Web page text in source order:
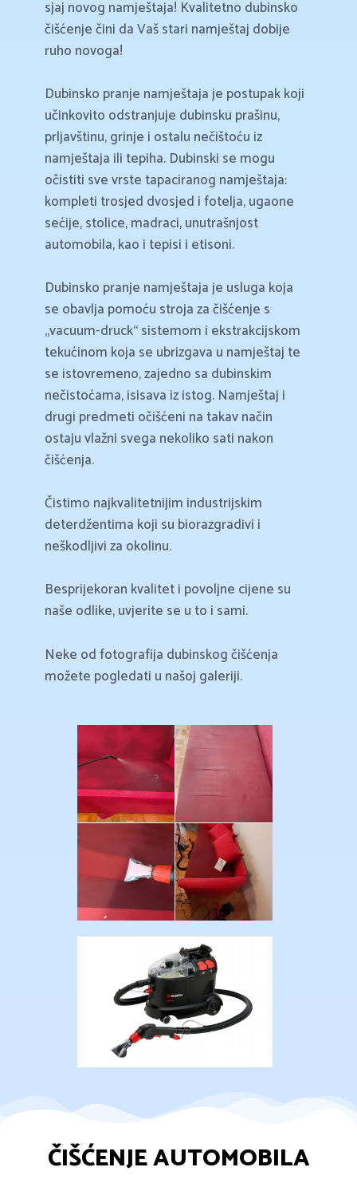
sjaj novog namještaja! Kvalitetno dubinsko
čišćenje čini da Vaš stari namještaj dobije
ruho novoga!
Dubinsko pranje namještaja je postupak koji
učinkovito odstranjuje dubinsku prašinu,
prljavštinu, grinje i ostalu nečištoću iz
namještaja ili tepiha. Dubinski se mogu
očistiti sve vrste tapaciranog namještaja:
kompleti trosjed dvosjed i fotelja, ugaone
sećije, stolice, madraci, unutrašnjost
automobila, kao i tepisi i etisoni.
Dubinsko pranje namještaja je usluga koja
se obavlja pomoću stroja za čišćenje s
„vacuum-druck“ sistemom i ekstrakcijskom
tekućinom koja se ubrizgava u namještaj te
se istovremeno, zajedno sa dubinskim
nečistoćama, isisava iz istog. Namještaj i
drugi predmeti očišćeni na takav način
ostaju vlažni svega nekoliko sati nakon
čišćenja.
Čistimo najkvalitetnijim industrijskim
deterdžentima koji su biorazgradivi i
neškodljivi za okolinu.
Besprijekoran kvalitet i povoljne cijene su
naše odlike, uvjerite se u to i sami.
Neke od fotografija dubinskog čišćenja
možete pogledati u našoj galeriji.
ČIŠĆENJE AUTOMOBILA